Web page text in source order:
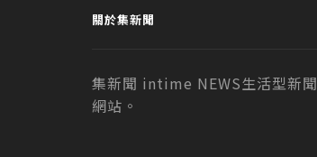
關於集新聞
集新聞 intime NEWS生活型新聞
網站。